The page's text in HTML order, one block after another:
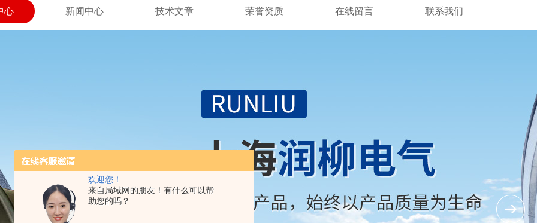
欢迎您！
来自局域网的朋友！有什么可以帮
助您的吗？
心 新闻中心 技术文章 荣誉资质 在线留言 联系我们